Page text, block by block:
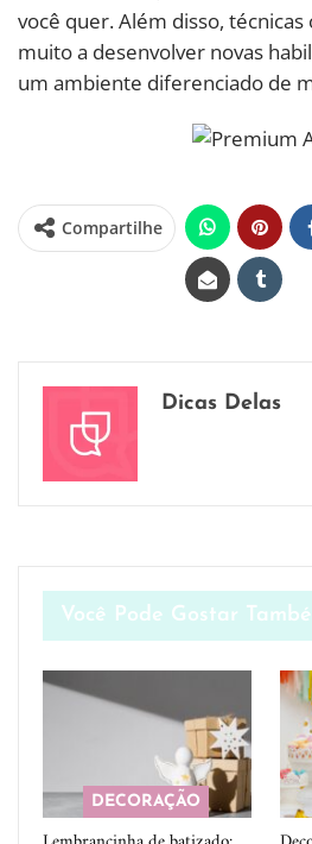
você quer. Além disso, técnicas
muito a desenvolver novas
um ambiente diferenciado de
Compartilhe
Dicas Delas
Você Pode Gostar
DECORAÇÃO